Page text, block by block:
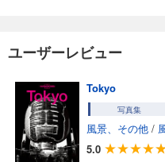
ユーザーレビュー
Tokyo
写真集
風景、その他 /
5.0